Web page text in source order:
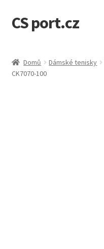
Přeskočit
na
Přejít
k
webu
CS port.cz
Doprava a doba dodání
Domů Dámské tenisky
CK7070-100